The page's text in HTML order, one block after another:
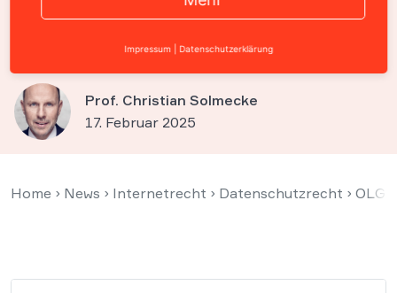
müssen Daten gelöscht
Prof. Christian Solmecke
17. Februar 2025
Home › News › Internetrecht › Datenschutzrecht › OLG
Impressum Datenschutzerklärung